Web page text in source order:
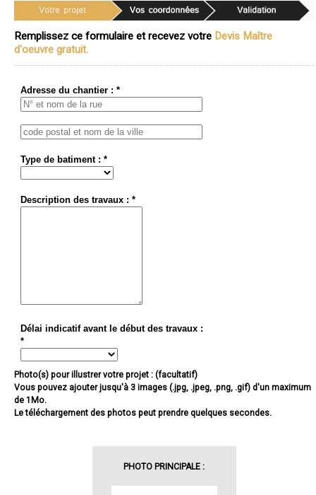
Remplissez ce formulaire et recevez votre Devis Maître
d'oeuvre gratuit.
Adresse du chantier : *
Type de batiment : *
Description des travaux : *
Délai indicatif avant le début des travaux :
*
Photo(s) pour illustrer votre projet : (facultatif)
Vous pouvez ajouter jusqu'à 3 images (.jpg, .jpeg, .png, .gif) d'un maximum
de 1Mo.
Le téléchargement des photos peut prendre quelques secondes.
PHOTO PRINCIPALE :